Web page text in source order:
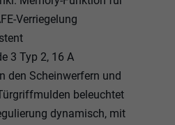
Verriegelung
3 Typ 2, 16 A
den Scheinwerfern und
beleuchtet
dynamisch, mit